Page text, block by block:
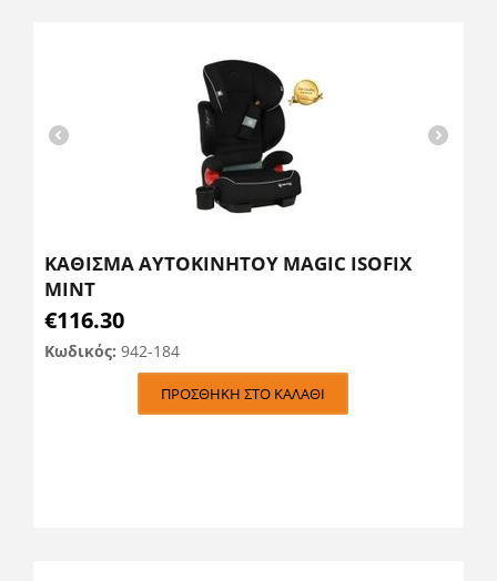
ΚΑΘΙΣΜΑ ΑΥΤΟΚΙΝΗΤΟΥ MAGIC ISOFIX
MINT
€116.30
Κωδικός: 942-184
ΠΡΟΣΘΉΚΗ ΣΤΟ ΚΑΛΆΘΙ